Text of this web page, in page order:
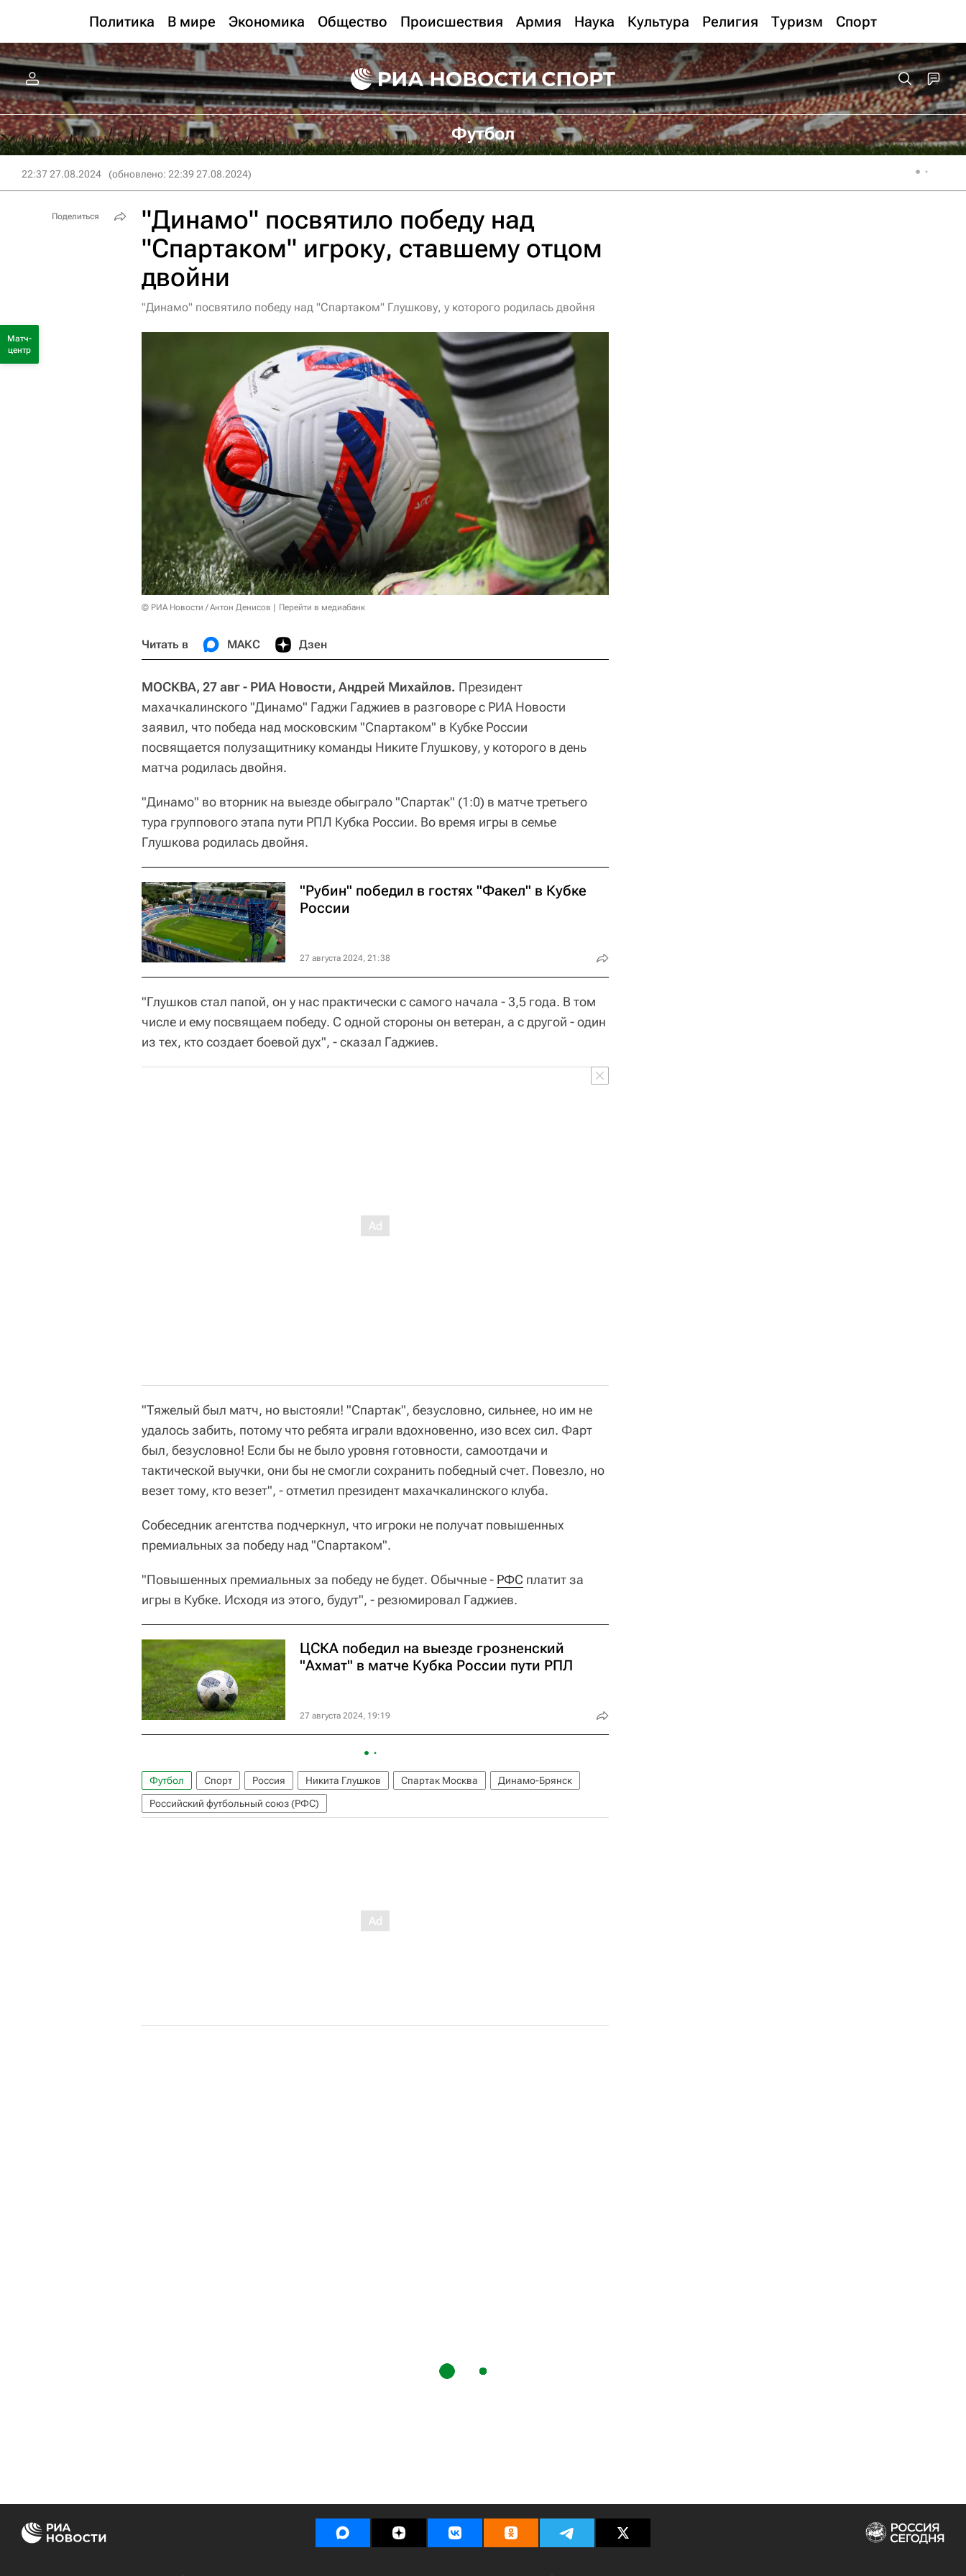
Политика В мире Экономика Общество Происшествия Армия Наука Культура Религия Туризм Спорт
Футбол
22:37 27.08.2024 (обновлено: 22:39 27.08.2024)
"Динамо" посвятило победу над
"Спартаком" игроку, ставшему отцом
двойни
"Динамо" посвятило победу над "Спартаком" Глушкову, у которого родилась двойня
© РИА Новости / Антон Денисов Перейти в медиабанк
Читать в МАКС Дзен
МОСКВА, 27 авг - РИА Новости, Андрей Михайлов. Президент
махачкалинского "Динамо" Гаджи Гаджиев в разговоре с РИА Новости
заявил, что победа над московским "Спартаком" в Кубке России
посвящается полузащитнику команды Никите Глушкову, у которого в день
матча родилась двойня.
"Динамо" во вторник на выезде обыграло "Спартак" (1:0) в матче третьего
тура группового этапа пути РПЛ Кубка России. Во время игры в семье
Глушкова родилась двойня.
"Рубин" победил в гостях "Факел" в Кубке
России
27 августа 2024, 21:38
"Глушков стал папой, он у нас практически с самого начала - 3,5 года. В том
числе и ему посвящаем победу. С одной стороны он ветеран, а с другой - один
из тех, кто создает боевой дух", - сказал Гаджиев.
"Тяжелый был матч, но выстояли! "Спартак", безусловно, сильнее, но им не
удалось забить, потому что ребята играли вдохновенно, изо всех сил. Фарт
был, безусловно! Если бы не было уровня готовности, самоотдачи и
тактической выучки, они бы не смогли сохранить победный счет. Повезло, но
везет тому, кто везет", - отметил президент махачкалинского клуба.
Собеседник агентства подчеркнул, что игроки не получат повышенных
премиальных за победу над "Спартаком".
"Повышенных премиальных за победу не будет. Обычные - РФС платит за
игры в Кубке. Исходя из этого, будут", - резюмировал Гаджиев.
ЦСКА победил на выезде грозненский
"Ахмат" в матче Кубка России пути РПЛ
27 августа 2024, 19:19
Футбол Спорт Россия Никита Глушков Спартак Москва
Динамо-Брянск
Российский футбольный союз (РФС)
Поделиться
Матч-
центр